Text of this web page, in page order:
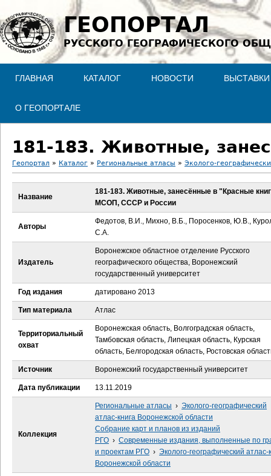
Jump to navigation
ГЕОПОРТАЛ
РУССКОГО ГЕОГРАФИЧЕСКОГО
ГЛАВНАЯ КАТАЛОГ НОВОСТИ ВЫСТАВКИ
О ГЕОПОРТАЛЕ
В
с
Геопортал » Каталог » Региональные атласы » Эколого-
Название
181-183. Животные, занесённые в "Красные
МСОП, СССР и России
Авторы
Федотов, В.И., Михно, В.Б., Поросенков, Ю.В.,
С.А.
Издатель
Воронежское областное отделение Русского
географического общества, Воронежский
государственный университет
Год издания датировано 2013
Тип материала Атлас
Территориальный
охват
Воронежская область, Волгоградская область,
Тамбовская область, Липецкая область, Курская
область, Белгородская область, Ростовская
Источник Воронежский государственный университет
Дата публикации 13.11.2019
Коллекция
Региональные атласы › Эколого-географический
атлас-книга Воронежской области
Собрание карт и планов из изданий
РГО › Современные издания, выполненные по
и проектам РГО › Эколого-географический атлас-
Воронежской области